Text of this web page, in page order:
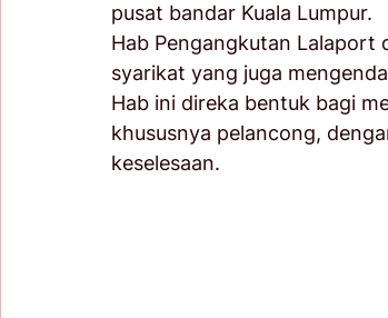
pusat bandar Kuala Lumpur.
Hab Pengangkutan Lalaport
syarikat yang juga
Hab ini direka bentuk bagi
khususnya pelancong,
keselesaan.